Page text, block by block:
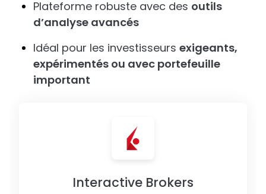
Plateforme robuste avec des outils
d’analyse avancés
Idéal pour les investisseurs exigeants,
expérimentés ou avec portefeuille
important
Interactive Brokers